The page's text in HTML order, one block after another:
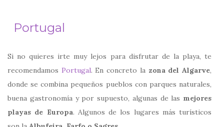
Portugal
Si no quieres irte muy lejos para disfrutar de la playa, te
recomendamos Portugal. En concreto la zona del Algarve,
donde se combina pequeños pueblos con parques naturales,
buena gastronomía y por supuesto, algunas de las mejores
playas de Europa. Algunos de los lugares más turísticos